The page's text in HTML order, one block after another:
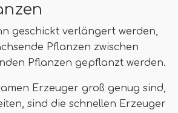
geschickt verlängert werden,
Pflanzen zwischen
Pflanzen gepflanzt werden.
Erzeuger groß genug sind,
sind die schnellen Erzeuger